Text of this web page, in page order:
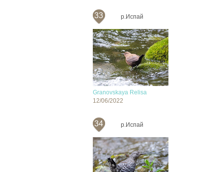
33 р.Испай
Granovskaya Relisa
12/06/2022
34 р.Испай